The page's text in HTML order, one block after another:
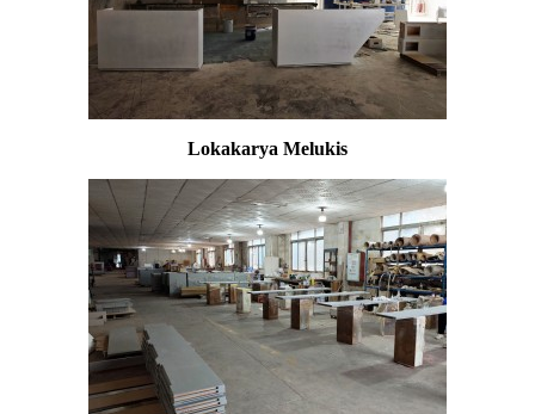
Lokakarya Melukis